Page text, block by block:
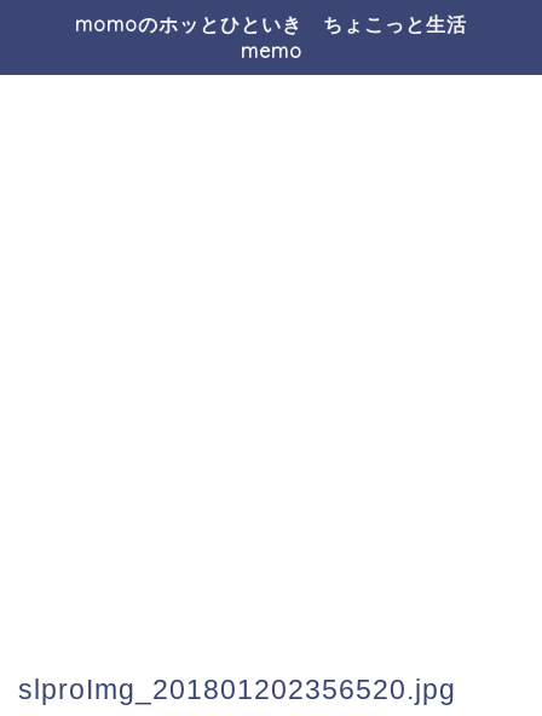
momoのホッとひといき ちょこっと生活
memo
slproImg_201801202356520.jpg